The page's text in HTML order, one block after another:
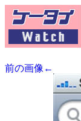
前の画像←